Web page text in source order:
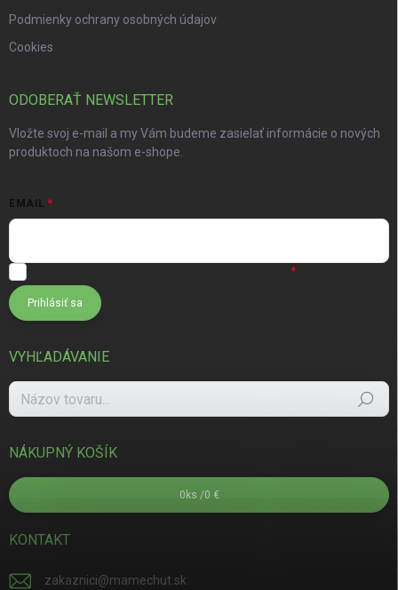
Podmienky ochrany osobných údajov
Cookies
ODOBERAŤ NEWSLETTER
Vložte svoj e-mail a my Vám budeme zasielať informácie o nových
produktoch na našom e-shope.
EMAIL
Prihlásiť sa
VYHĽADÁVANIE
Hľadať
NÁKUPNÝ KOŠÍK
0 ks /0 €
KONTAKT
zakaznici@mamechut.sk